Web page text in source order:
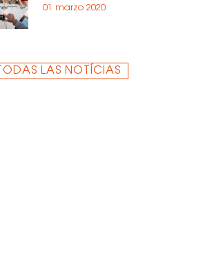
01 marzo 2020
TODAS LAS NOTÍCIAS